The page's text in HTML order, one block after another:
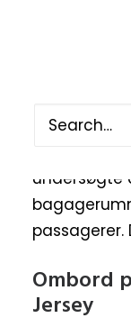
Vi kørte
og vente.
undersøgte
Ombord
Jersey